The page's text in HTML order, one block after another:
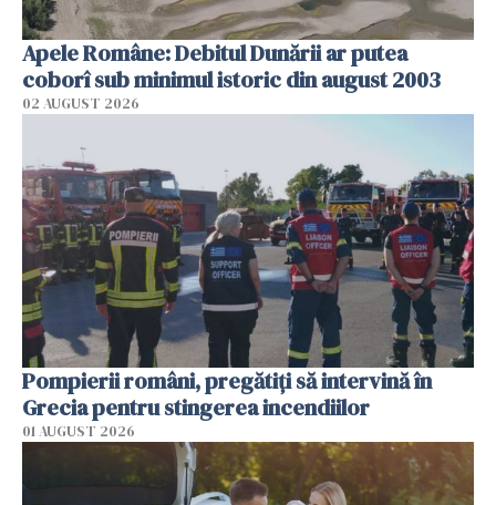
Apele Române: Debitul Dunării ar putea
coborî sub minimul istoric din august 2003
02 AUGUST 2026
Pompierii români, pregătiţi să intervină în
Grecia pentru stingerea incendiilor
01 AUGUST 2026